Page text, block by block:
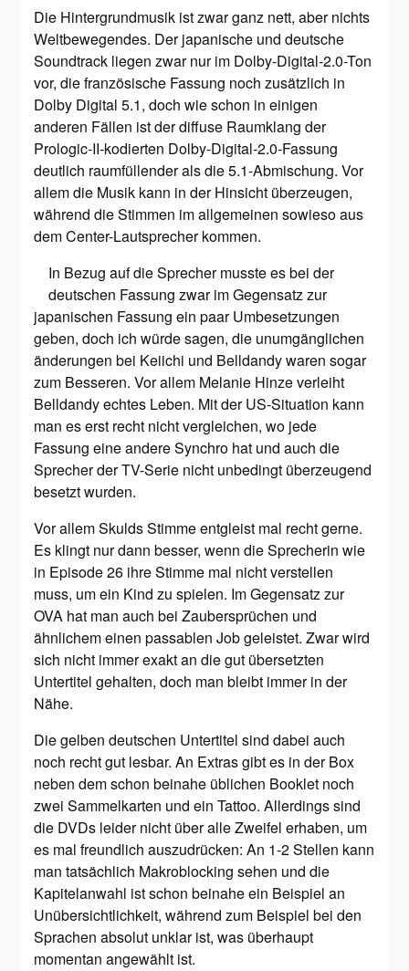
Die Hintergrundmusik ist zwar ganz nett, aber nichts
Weltbewegendes. Der japanische und deutsche
Soundtrack liegen zwar nur im Dolby-Digital-2.0-Ton
vor, die französische Fassung noch zusätzlich in
Dolby Digital 5.1, doch wie schon in einigen
anderen Fällen ist der diffuse Raumklang der
Prologic-II-kodierten Dolby-Digital-2.0-Fassung
deutlich raumfüllender als die 5.1-Abmischung. Vor
allem die Musik kann in der Hinsicht überzeugen,
während die Stimmen im allgemeinen sowieso aus
dem Center-Lautsprecher kommen.
In Bezug auf die Sprecher musste es bei der
deutschen Fassung zwar im Gegensatz zur
japanischen Fassung ein paar Umbesetzungen
geben, doch ich würde sagen, die unumgänglichen
änderungen bei Keiichi und Belldandy waren sogar
zum Besseren. Vor allem Melanie Hinze verleiht
Belldandy echtes Leben. Mit der US-Situation kann
man es erst recht nicht vergleichen, wo jede
Fassung eine andere Synchro hat und auch die
Sprecher der TV-Serie nicht unbedingt überzeugend
besetzt wurden.
Vor allem Skulds Stimme entgleist mal recht gerne.
Es klingt nur dann besser, wenn die Sprecherin wie
in Episode 26 ihre Stimme mal nicht verstellen
muss, um ein Kind zu spielen. Im Gegensatz zur
OVA hat man auch bei Zaubersprüchen und
ähnlichem einen passablen Job geleistet. Zwar wird
sich nicht immer exakt an die gut übersetzten
Untertitel gehalten, doch man bleibt immer in der
Nähe.
Die gelben deutschen Untertitel sind dabei auch
noch recht gut lesbar. An Extras gibt es in der Box
neben dem schon beinahe üblichen Booklet noch
zwei Sammelkarten und ein Tattoo. Allerdings sind
die DVDs leider nicht über alle Zweifel erhaben, um
es mal freundlich auszudrücken: An 1-2 Stellen kann
man tatsächlich Makroblocking sehen und die
Kapitelanwahl ist schon beinahe ein Beispiel an
Unübersichtlichkeit, während zum Beispiel bei den
Sprachen absolut unklar ist, was überhaupt
momentan angewählt ist.